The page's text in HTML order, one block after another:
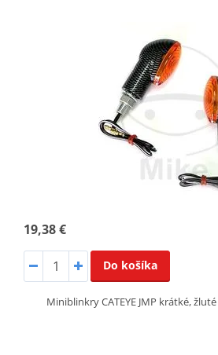
19,38 €
Do košíka
Miniblinkry CATEYE JMP krátké,